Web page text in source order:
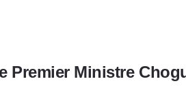
Premier Ministre